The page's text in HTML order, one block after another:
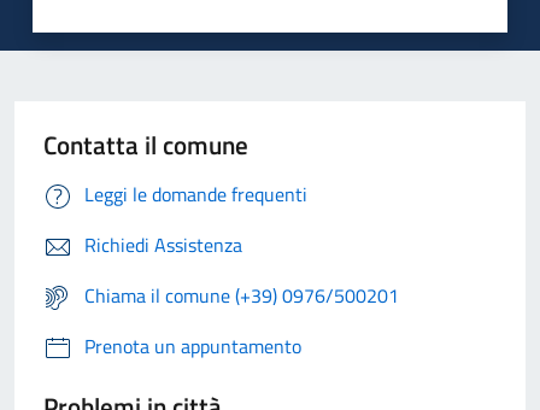
Contatta il comune
Leggi le domande frequenti
Richiedi Assistenza
Chiama il comune (+39) 0976/500201
Prenota un appuntamento